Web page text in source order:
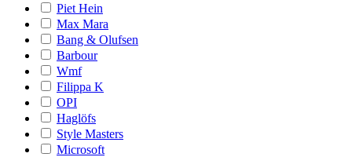
Piet Hein
Max Mara
Bang & Olufsen
Barbour
Wmf
Filippa K
OPI
Haglöfs
Style Masters
Microsoft